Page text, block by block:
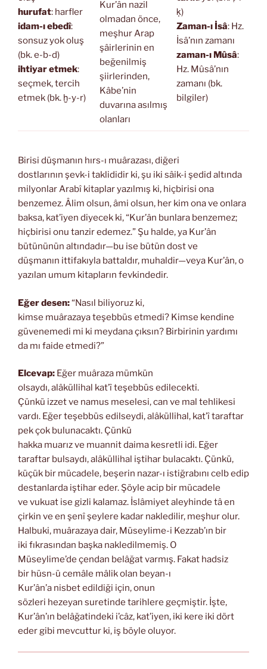
hurufat: harfler
idam-ı ebedî:
sonsuz yok oluş
(bk. e-b-d)
ihtiyar etmek:
seçmek, tercih
etmek (bk. ḫ-y-r)
Kur’ân nazil
olmadan önce,
meşhur Arap
şâirlerinin en
beğenilmiş
şiirlerinden,
Kâbe’nin
duvarına asılmış
olanları
ḳ)
Zaman-ı İsâ: Hz.
İsâ’nın zamanı
zaman-ı Mûsâ:
Hz. Mûsâ’nın
zamanı (bk.
bilgiler)
Birisi düşmanın hırs-ı muârazası, diğeri
dostlarının şevk-i taklididir ki, şu iki sâik-i şedid altında
milyonlar Arabî kitaplar yazılmış ki, hiçbirisi ona
benzemez. Âlim olsun, âmi olsun, her kim ona ve onlara
baksa, kat’iyen diyecek ki, “Kur’ân bunlara benzemez;
hiçbirisi onu tanzir edemez.” Şu halde, ya Kur’ân
bütününün altındadır—bu ise bütün dost ve
düşmanın ittifakıyla battaldır, muhaldir—veya Kur’ân, o
yazılan umum kitapların fevkindedir.
Eğer desen:“Nasıl biliyoruz ki,
kimse muârazaya teşebbüs etmedi? Kimse kendine
güvenemedi mi ki meydana çıksın? Birbirinin yardımı
da mı faide etmedi?”
Elcevap: Eğer muâraza mümkün
olsaydı, alâküllihal kat’î teşebbüs edilecekti.
Çünkü izzet ve namus meselesi, can ve mal tehlikesi
vardı. Eğer teşebbüs edilseydi, alâküllihal, kat’î taraftar
pek çok bulunacaktı. Çünkü
hakka muarız ve muannit daima kesretli idi. Eğer
taraftar bulsaydı, alâküllihal iştihar bulacaktı. Çünkü,
küçük bir mücadele, beşerin nazar-ı istiğrabını celb edip
destanlarda iştihar eder. Şöyle acip bir mücadele
ve vukuat ise gizli kalamaz. İslâmiyet aleyhinde tâ en
çirkin ve en şenî şeylere kadar nakledilir, meşhur olur.
Halbuki, muârazaya dair, Müseylime-i Kezzab’ın bir
iki fıkrasından başka nakledilmemiş. O
Müseylime’de çendan belâğat varmış. Fakat hadsiz
bir hüsn-ü cemâle mâlik olan beyan-ı
Kur’ân’a nisbet edildiği için, onun
sözleri hezeyan suretinde tarihlere geçmiştir. İşte,
Kur’ân’ın belâğatindeki i’câz, kat’iyen, iki kere iki dört
eder gibi mevcuttur ki, iş böyle oluyor.